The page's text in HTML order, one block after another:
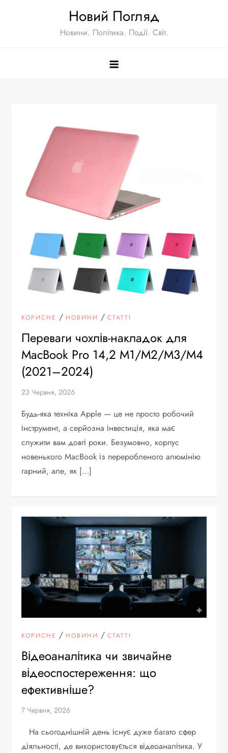
Новий Погляд
Новини. Політика. Події. Світ.
КОРИСНЕ / НОВИНИ /СТАТТІ
Переваги чохлів-накладок для
MacBook Pro 14,2 M1/M2/M3/M4
(2021–2024)
23 Червня, 2026
Будь-яка техніка Apple — це не просто робочий
інструмент, а серйозна інвестиція, яка має
служити вам довгі роки. Безумовно, корпус
новенького MacBook із переробленого алюмінію
гарний, але, як […]
КОРИСНЕ / НОВИНИ /СТАТТІ
Відеоаналітика чи звичайне
відеоспостереження: що
ефективніше?
7 Червня, 2026
На сьогоднішній день існує дуже багато сфер
діяльності, де використовується відеоаналітика. У